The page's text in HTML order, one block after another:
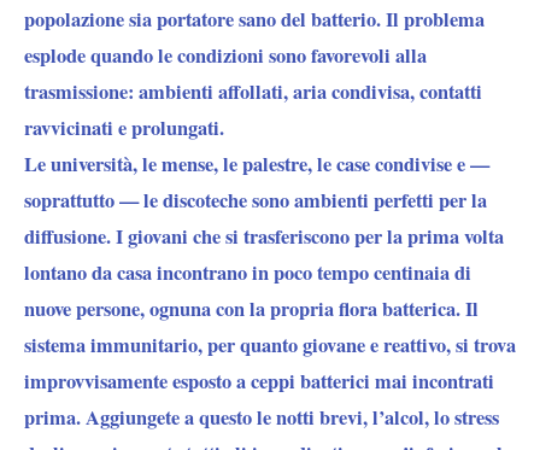
popolazione sia portatore sano del batterio. Il problema
esplode quando le condizioni sono favorevoli alla
trasmissione: ambienti affollati, aria condivisa, contatti
ravvicinati e prolungati.
Le università, le mense, le palestre, le case condivise e —
soprattutto — le discoteche sono ambienti perfetti per la
diffusione. I giovani che si trasferiscono per la prima volta
lontano da casa incontrano in poco tempo centinaia di
nuove persone, ognuna con la propria flora batterica. Il
sistema immunitario, per quanto giovane e reattivo, si trova
improvvisamente esposto a ceppi batterici mai incontrati
prima. Aggiungete a questo le notti brevi, l’alcol, lo stress